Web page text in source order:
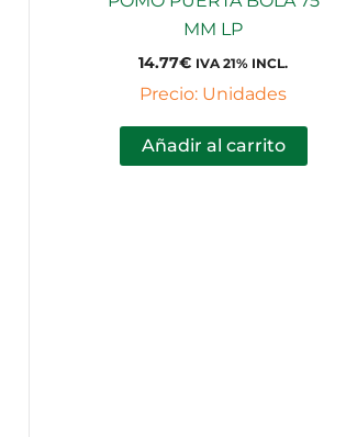
MM LP
14.77€ IVA 21% INCL.
Precio: Unidades
Añadir al carrito